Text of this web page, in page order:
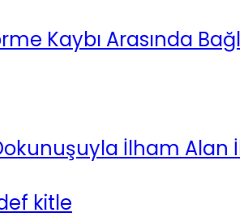
Arasında
İlham Alan